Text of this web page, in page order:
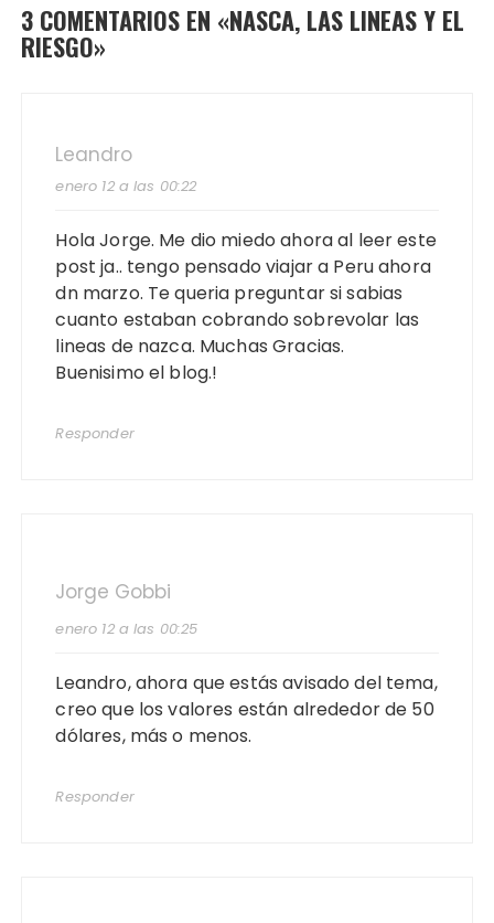
3 COMENTARIOS EN «NASCA, LAS LINEAS Y EL
RIESGO»
Leandro
enero 12 a las 00:22
Hola Jorge. Me dio miedo ahora al leer este
post ja.. tengo pensado viajar a Peru ahora
dn marzo. Te queria preguntar si sabias
cuanto estaban cobrando sobrevolar las
lineas de nazca. Muchas Gracias.
Buenisimo el blog.!
Responder
Jorge Gobbi
enero 12 a las 00:25
Leandro, ahora que estás avisado del tema,
creo que los valores están alrededor de 50
dólares, más o menos.
Responder